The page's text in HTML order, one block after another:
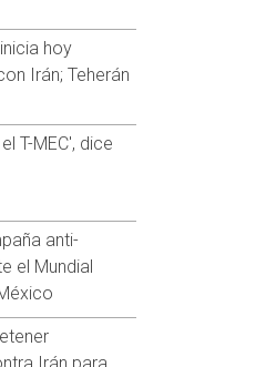
hoy
Irán; Teherán
T-MEC', dice
anti-
el Mundial
Irán para